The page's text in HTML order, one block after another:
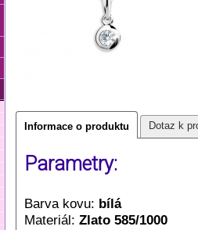
Informace o produktu Dotaz k
Parametry:
Barva kovu: bílá
Materiál: Zlato 585/1000